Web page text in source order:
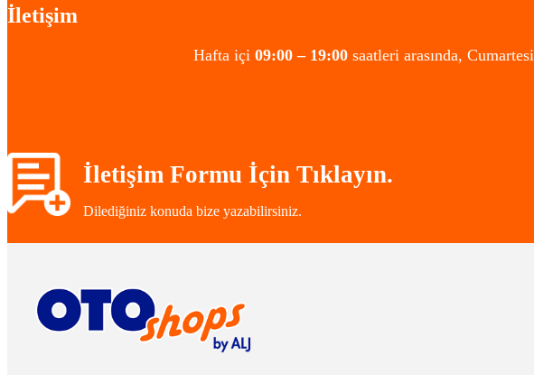
İletişim
Hafta içi 09:00 – 19:00 saatleri arasında, Cumartesi
İletişim Formu İçin Tıklayın.
Dilediğiniz konuda bize yazabilirsiniz.